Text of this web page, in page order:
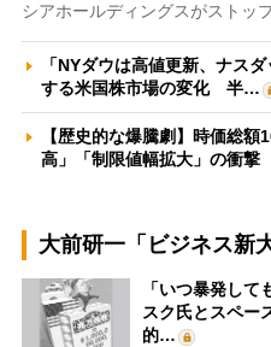
シアホールディングスがストッ
「NYダウは高値更新、ナス
する米国株市場の変化 半…
【歴史的な爆騰劇】時価総
高」「制限値幅拡大」の衝
大前研一「ビジネス新
「いつ暴発し
スク氏とスペー
的…